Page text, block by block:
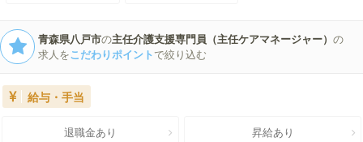
青森県八戸市の主任介護支援専門員（主任ケアマネージャー）の
求人をこだわりポイント で絞り込む
給与・手当
退職金あり 昇給あり